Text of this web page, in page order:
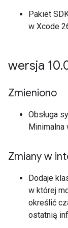
Pakiet
w Xcode
wersja 10.
Zmieniono
Obsługa
Minimalna
Zmiany w
Dodaje
w której
określić
ostatnią